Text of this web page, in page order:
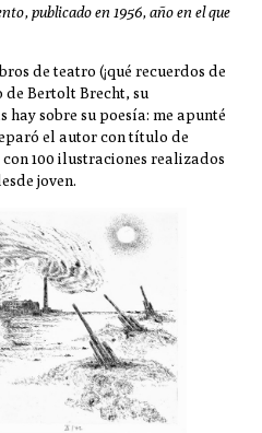
, publicado en 1956, año en el que
de teatro (¡qué recuerdos de
Bertolt Brecht, su
hay sobre su poesía: me apunté
el autor con título de
con 100 ilustraciones realizados
joven.